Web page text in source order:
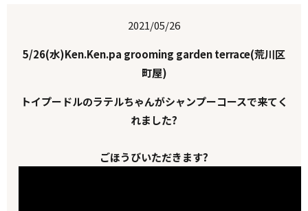
2021/05/26
5/26(水)Ken.Ken.pa grooming garden terrace(荒川区
町屋)
トイプードルのラテルちゃんがシャンプーコースで来てく
れました?
ごほうびいただきます?